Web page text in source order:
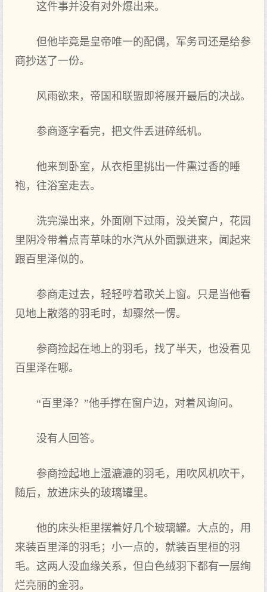
这件事并没有对外爆出来。
但他毕竟是皇帝唯一的配偶，军务司还是给参
商抄送了一份。
风雨欲来，帝国和联盟即将展开最后的决战。
参商逐字看完，把文件丢进碎纸机。
他来到卧室，从衣柜里挑出一件熏过香的睡
袍，往浴室走去。
洗完澡出来，外面刚下过雨，没关窗户，花园
里阴冷带着点青草味的水汽从外面飘进来，闻起来
跟百里泽似的。
参商走过去，轻轻哼着歌关上窗。只是当他看
见地上散落的羽毛时，却骤然一愣。
参商捡起在地上的羽毛，找了半天，也没看见
百里泽在哪。
“百里泽？”他手撑在窗户边，对着风询问。
没有人回答。
参商捡起地上湿漉漉的羽毛，用吹风机吹干，
随后，放进床头的玻璃罐里。
他的床头柜里摆着好几个玻璃罐。大点的，用
来装百里泽的羽毛；小一点的，就装百里桓的羽
毛。这两人没血缘关系，但白色绒羽下都有一层绚
烂亮丽的金羽。